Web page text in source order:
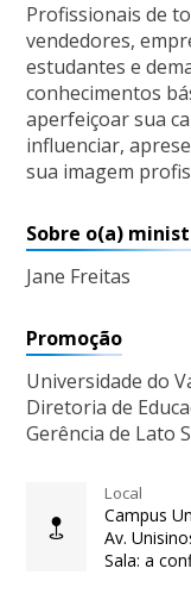
Profissionais de
vendedores,
estudantes e
conhecimentos
aperfeiçoar sua
influenciar,
sua imagem
Sobre o(a)
Jane Freitas
Promoção
Universidade do
Diretoria de
Gerência de Lato
Local
Campus
Av.
Sala: a